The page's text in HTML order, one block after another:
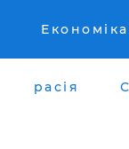
Економіка
расія